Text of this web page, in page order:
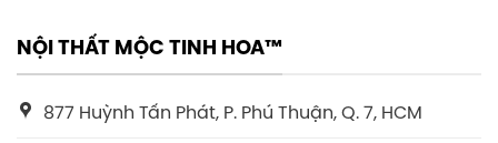
NỘI THẤT MỘC TINH HOA™
877 Huỳnh Tấn Phát, P. Phú Thuận, Q. 7, HCM